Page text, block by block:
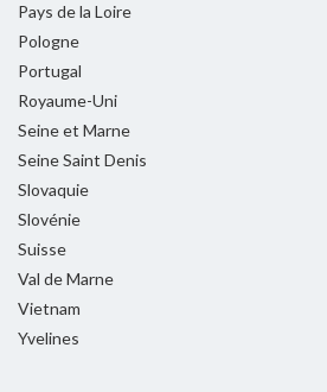
Pays de la Loire
Pologne
Portugal
Royaume-Uni
Seine et Marne
Seine Saint Denis
Slovaquie
Slovénie
Suisse
Val de Marne
Vietnam
Yvelines